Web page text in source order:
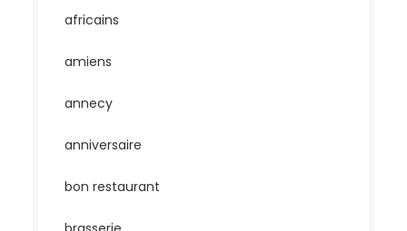
africains
amiens
annecy
anniversaire
bon restaurant